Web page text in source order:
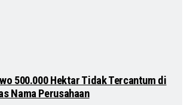
500.000 Hektar Tidak Tercantum di
Nama Perusahaan